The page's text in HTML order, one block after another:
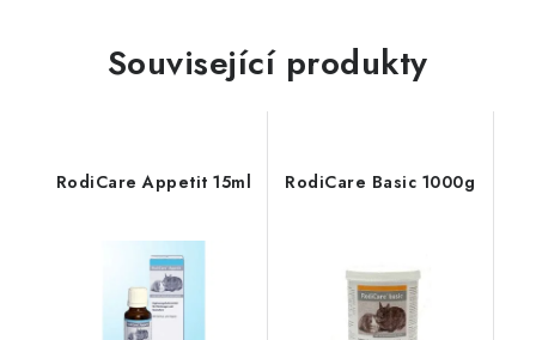
Související produkty
RodiCare Appetit 15ml RodiCare Basic 1000g